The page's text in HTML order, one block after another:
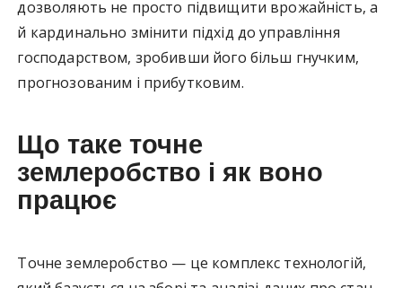
дозволяють не просто підвищити врожайність, а
й кардинально змінити підхід до управління
господарством, зробивши його більш гнучким,
прогнозованим і прибутковим.
Що таке точне
землеробство і як воно
працює
Точне землеробство — це комплекс технологій,